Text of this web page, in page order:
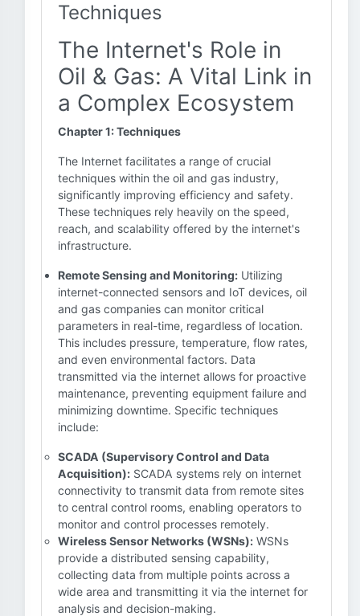
Techniques
The Internet's Role in
Oil & Gas: A Vital Link in
a Complex Ecosystem
Chapter 1: Techniques
The Internet facilitates a range of crucial
techniques within the oil and gas industry,
significantly improving efficiency and safety.
These techniques rely heavily on the speed,
reach, and scalability offered by the internet's
infrastructure.
Remote Sensing and Monitoring: Utilizing
internet-connected sensors and IoT devices, oil
and gas companies can monitor critical
parameters in real-time, regardless of location.
This includes pressure, temperature, flow rates,
and even environmental factors. Data
transmitted via the internet allows for proactive
maintenance, preventing equipment failure and
minimizing downtime. Specific techniques
include:
SCADA (Supervisory Control and Data
Acquisition): SCADA systems rely on internet
connectivity to transmit data from remote sites
to central control rooms, enabling operators to
monitor and control processes remotely.
Wireless Sensor Networks (WSNs): WSNs
provide a distributed sensing capability,
collecting data from multiple points across a
wide area and transmitting it via the internet for
analysis and decision-making.